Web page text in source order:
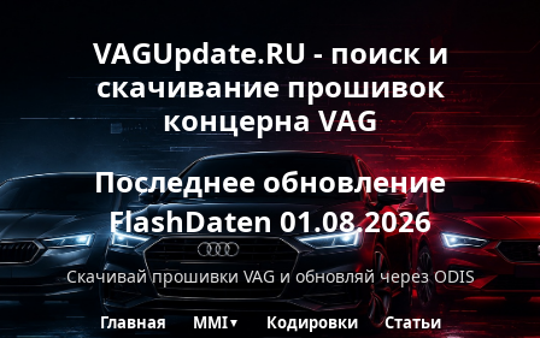
VAGUpdate.RU - поиск и
скачивание прошивок
концерна VAG
Последнее обновление
FlashDaten 01.08.2026
Скачивай прошивки VAG и обновляй через ODIS
Главная MMI▼ Кодировки
Статьи